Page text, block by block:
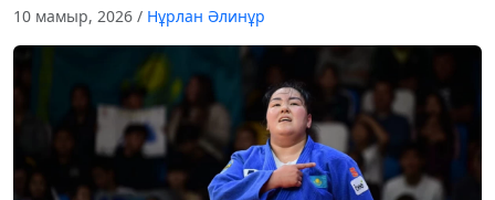
10 мамыр, 2026 / Нұрлан Әлинұр